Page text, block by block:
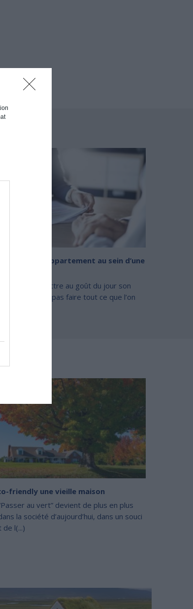
rénover un appartement au sein d’une
a le droit de mettre au goût du jour son
on ne peut pas faire tout ce que l’on
friendly une vieille maison
au vert” devient de plus en plus
la société d’aujourd’hui, dans un souci
l(...)